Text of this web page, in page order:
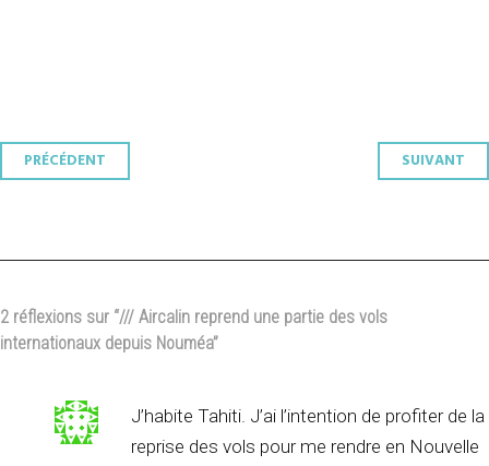
Navigation
PRÉCÉDENT SUIVANT
2 réflexions sur “/// Aircalin reprend une partie des vols
internationaux depuis Nouméa”
J’habite Tahiti. J’ai l’intention de profiter de la
reprise des vols pour me rendre en Nouvelle